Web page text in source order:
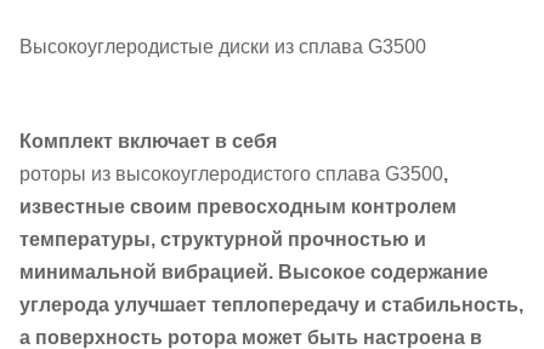
Высокоуглеродистые диски из сплава G3500
Комплект включает в себя
роторы из высокоуглеродистого сплава G3500,
известные своим превосходным контролем
температуры, структурной прочностью и
минимальной вибрацией. Высокое содержание
углерода улучшает теплопередачу и стабильность,
а поверхность ротора может быть настроена в